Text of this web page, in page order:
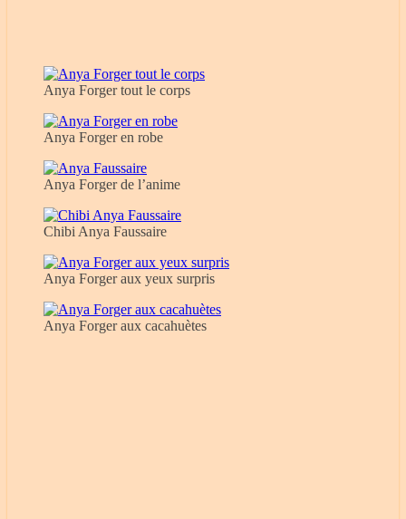
Anya Forger tout le corps
Anya Forger en robe
Anya Forger de l’anime
Chibi Anya Faussaire
Anya Forger aux yeux surpris
Anya Forger aux cacahuètes